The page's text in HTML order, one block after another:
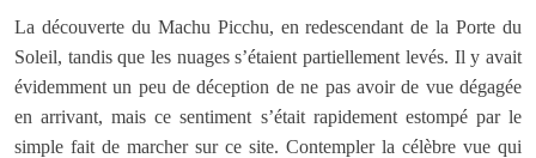
La découverte du Machu Picchu, en redescendant de la Porte du
Soleil, tandis que les nuages s’étaient partiellement levés. Il y avait
évidemment un peu de déception de ne pas avoir de vue dégagée
en arrivant, mais ce sentiment s’était rapidement estompé par le
simple fait de marcher sur ce site. Contempler la célèbre vue qui